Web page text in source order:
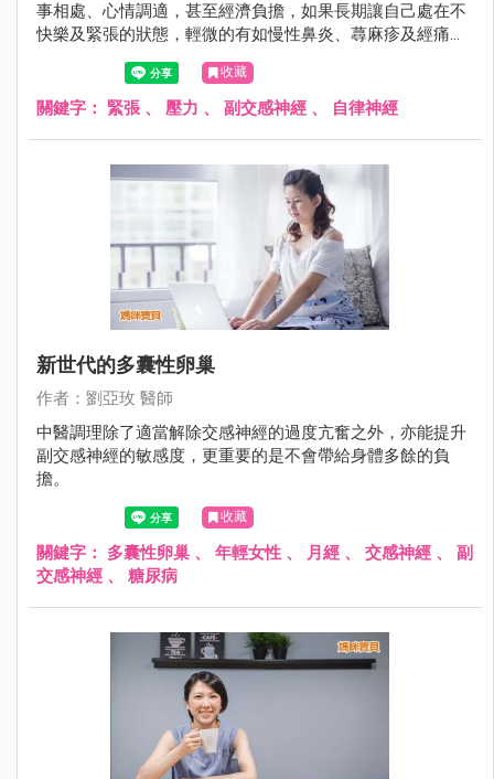
事相處、心情調適，甚至經濟負擔，如果長期讓自己處在不
快樂及緊張的狀態，輕微的有如慢性鼻炎、蕁麻疹及經痛，
嚴重的有人年紀約20多歲已確診為乾燥症候群或生育困難，
甚至不明原因停經。
收藏
關鍵字： 緊張 、 壓力 、 副交感神經 、 自律神經
新世代的多囊性卵巢
作者：劉亞玫 醫師
中醫調理除了適當解除交感神經的過度亢奮之外，亦能提升
副交感神經的敏感度，更重要的是不會帶給身體多餘的負
擔。
收藏
關鍵字： 多囊性卵巢 、 年輕女性 、 月經 、 交感神經 、 副
交感神經 、 糖尿病